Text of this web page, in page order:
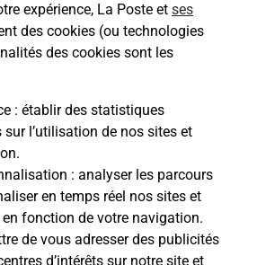
expérience, La Poste et ses
des cookies (ou technologies
des cookies sont les
: établir des statistiques
l’utilisation de nos sites et
: analyser les parcours
en temps réel nos sites et
fonction de votre navigation.
de vous adresser des publicités
d’intérêts sur notre site et
24